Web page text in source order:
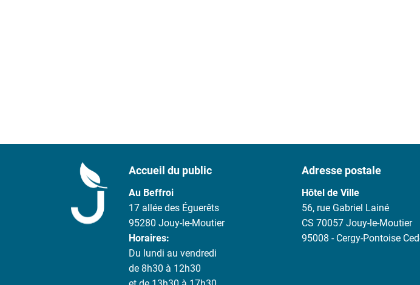
Accueil du public
Au Beffroi
17 allée des Éguerêts
95280 Jouy-le-Moutier
Horaires:
Du lundi au vendredi
de 8h30 à 12h30
Adresse postale
Hôtel de Ville
56, rue Gabriel Lainé
CS 70057 Jouy-le-Moutier
95008 - Cergy-Pontoise